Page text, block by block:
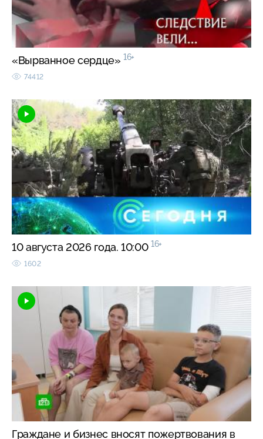
«Вырванное сердце» 16+
74412
10 августа 2026 года. 10:00 16+
1602
Граждане и бизнес вносят пожертвования в